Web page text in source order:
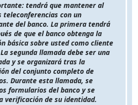
tendrá que mantener al
teleconferencias con un
del banco. La primera tendrá
de que el banco obtenga la
básica sobre usted como cliente
segunda llamada debe ser una
y se organizará tras la
del conjunto completo de
Durante esta llamada, se
formularios del banco y se
verificación de su identidad.